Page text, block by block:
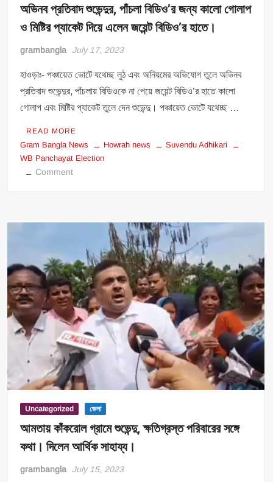
অভিনব প্রতিবাদ শুভেন্দুর, পাঁচলা বিডিও’র জন্য কালো গোলাপ
ও মিষ্টির প্যাকেট দিয়ে এলেন জয়েন্ট বিডিও’র হাতে।
grambangla July 17, 2023
হাওড়াঃ- পঞ্চায়েত ভোটে যথেচ্ছ লুঠ এবং অনিয়মের অভিযোগ তুলে অভিনব
প্রতিবাদ শুভেন্দুর, পাঁচলায় বিডিওকে না পেয়ে জয়েন্ট বিডিও’র হাতে কালো
গোলাপ এবং মিষ্টির প্যাকেট তুলে দেন শুভেন্দু। পঞ্চায়েত ভোটে যথেচ্ছ …
READ MORE
Gram Bangla News Howrah news
Suvendu Adhikari
WB Panchayat Election
Commenton
কালো
গোলাপ
ও
মিষ্টির
প্যাকেট
দিয়ে
এলেন
জয়েন্ট
বিডিও’র
Uncategorized জেলা
আমতায় কাঁকরোল গ্রামে শুভেন্দু, ক্ষতিগ্রস্ত পরিবারের সঙ্গে
কথা। দিলেন আর্থিক সাহায্য।
grambangla July 15, 2023